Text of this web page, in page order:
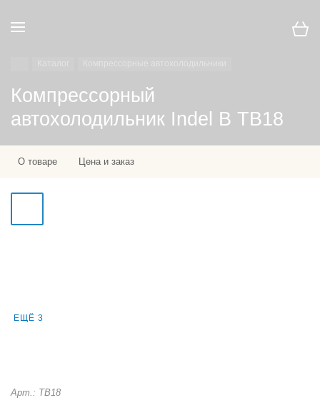
Компрессорный
автохолодильник Indel B TB18
О товаре Цена и заказ
ЕЩЁ 3
Арт.: TB18